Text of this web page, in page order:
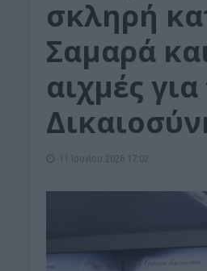
σκληρή
Σαμαρά
αιχμές για
11 Ιουνίου 2026 17:02